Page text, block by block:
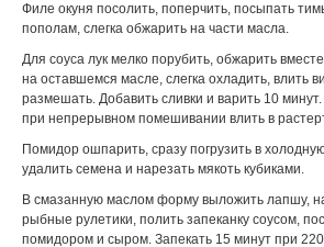
Филе окуня посолить, поперчить, посыпать
пополам, слегка обжарить на части масла.
Для соуса лук мелко порубить, обжарить
на оставшемся масле, слегка охладить, влить
размешать. Добавить сливки и варить 10
при непрерывном помешивании влить в
Помидор ошпарить, сразу погрузить в
удалить семена и нарезать мякоть кубиками.
В смазанную маслом форму выложить лапшу,
рыбные рулетики, полить запеканку соусом,
помидором и сыром. Запекать 15 минут при